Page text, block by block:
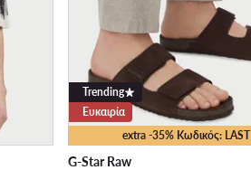
extra -35% Κωδικός: LAST
Trending
Ευκαιρία
G-Star Raw